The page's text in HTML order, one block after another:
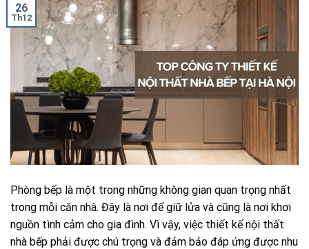
26
Th12
Phòng bếp là một trong những không gian quan trọng nhất
trong mỗi căn nhà. Đây là nơi để giữ lửa và cũng là nơi khơi
nguồn tình cảm cho gia đình. Vì vậy, việc thiết kế nội thất
nhà bếp phải được chú trọng và đảm bảo đáp ứng được nhu